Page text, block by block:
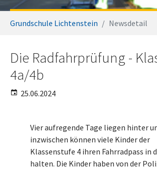
Grundschule Lichtenstein Newsdetail
Die Radfahrprüfung -
4a/4b
25.06.2024
Vier aufregende Tage liegen hinter
inzwischen können viele Kinder der
Klassenstufe 4 ihren Fahrradpass in
halten. Die Kinder haben von der